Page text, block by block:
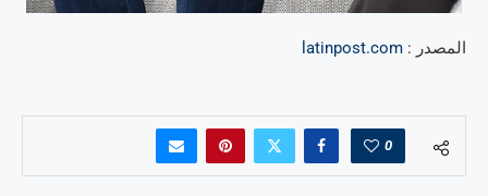
المصدر : latinpost.com
0